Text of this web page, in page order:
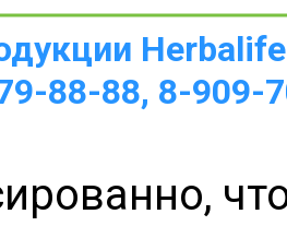
88-88, 8-909-